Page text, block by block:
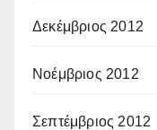
Δεκέμβριος 2012
Νοέμβριος 2012
Σεπτέμβριος 2012